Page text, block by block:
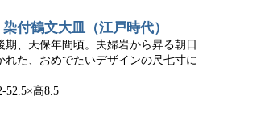
付鶴文大皿（江戸時代）
期、天保年間頃。夫婦岩から昇る朝日
れた、おめでたいデザインの尺七寸に
52.5×高8.5